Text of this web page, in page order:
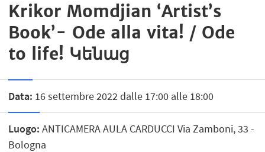
Krikor Momdjian ‘Artist’s
Book’- Ode alla vita! / Ode
to life! Կենաց
Data: 16 settembre 2022 dalle 17:00 alle 18:00
Luogo: ANTICAMERA AULA CARDUCCI Via Zamboni, 33 -
Bologna